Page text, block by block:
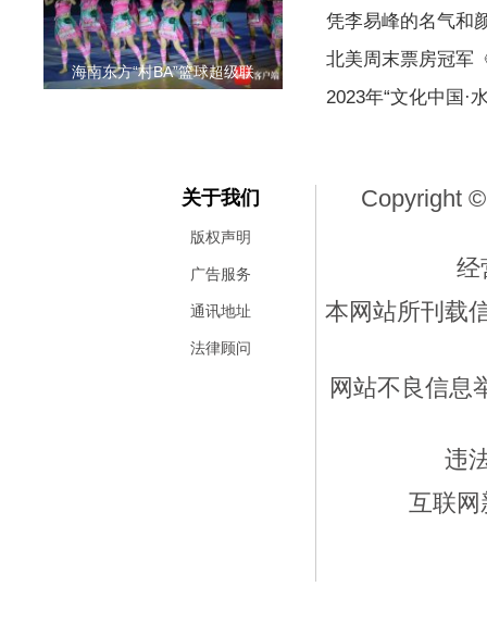
海南东方“村BA”篮球超级联
凭李易峰的名气和
北美周末票房冠军
2023年“文化中国·
关于我们
版权声明
广告服务
通讯地址
法律顾问
Copyright
经
本网站所刊载
网站不良信息
违
互联网